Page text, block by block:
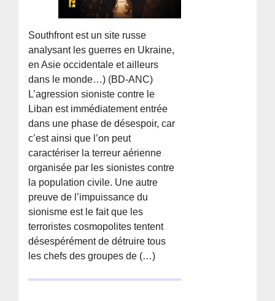
Southfront est un site russe
analysant les guerres en Ukraine,
en Asie occidentale et ailleurs
dans le monde…) (BD-ANC)
L’agression sioniste contre le
Liban est immédiatement entrée
dans une phase de désespoir, car
c’est ainsi que l’on peut
caractériser la terreur aérienne
organisée par les sionistes contre
la population civile. Une autre
preuve de l’impuissance du
sionisme est le fait que les
terroristes cosmopolites tentent
désespérément de détruire tous
les chefs des groupes de (…)